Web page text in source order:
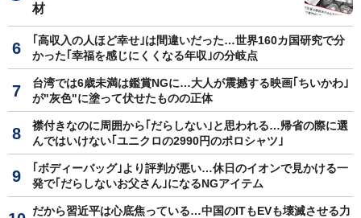
材
｢高収入の人ほど幸せ｣は間違いだった…世界160カ国研究で分
かった｢幸福を感じにくくなる年収｣の分岐点
台湾では6歳未満は鑑賞NGに…大人が震撼する映画｢ちいかわ｣
が"灰色"に塗って伏せたものの正体
襟付きなのに周囲から｢だらしない｣と思われる…帰省の際に選
んではいけない｢ユニクロの2990円のポロシャツ｣
｢ボディーバッグ｣より評判が悪い…休日のイオンで見かける一
発で｢だらしないお父さん｣になるNGアイテム
だから習近平は心底焦っている…中国のITもEVも壊滅させる力